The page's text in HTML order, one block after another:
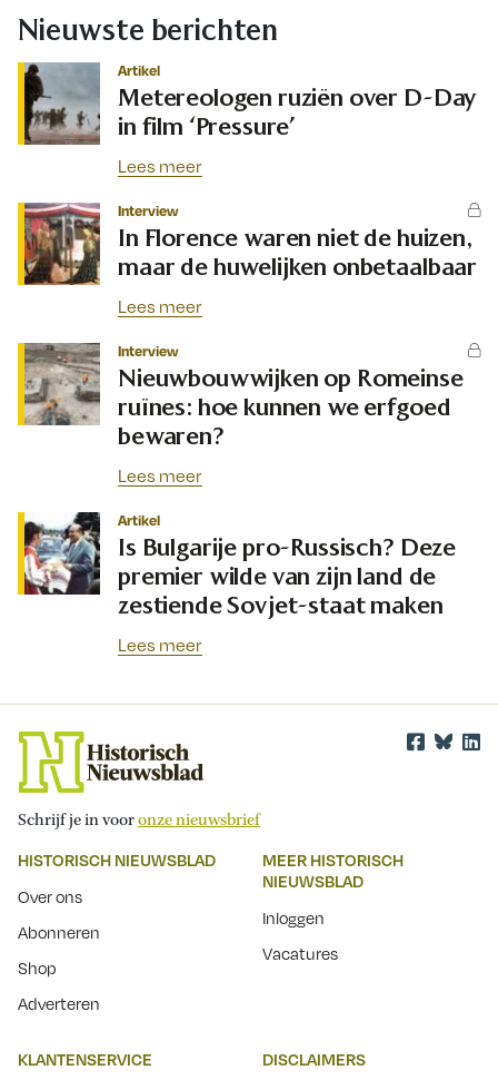
Nieuwste berichten
Artikel
Metereologen ruziën over D-Day
in film ‘Pressure’
Lees meer
Interview
In Florence waren niet de huizen,
maar de huwelijken onbetaalbaar
Lees meer
Interview
Nieuwbouwwijken op Romeinse
ruïnes: hoe kunnen we erfgoed
bewaren?
Lees meer
Artikel
Is Bulgarije pro-Russisch? Deze
premier wilde van zijn land de
zestiende Sovjet-staat maken
Lees meer
Schrijf je in vooronze nieuwsbrief
HISTORISCH NIEUWSBLAD
Over ons
Abonneren
Shop
Adverteren
MEER HISTORISCH
NIEUWSBLAD
Inloggen
Vacatures
KLANTENSERVICE DISCLAIMERS